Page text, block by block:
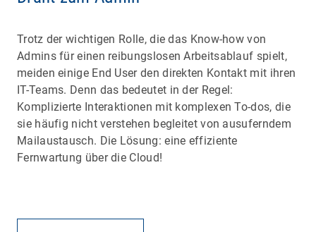
Trotz der wichtigen Rolle, die das Know-how von
Admins für einen reibungslosen Arbeitsablauf spielt,
meiden einige End User den direkten Kontakt mit ihren
IT-Teams. Denn das bedeutet in der Regel:
Komplizierte Interaktionen mit komplexen To-dos, die
sie häufig nicht verstehen begleitet von ausuferndem
Mailaustausch. Die Lösung: eine effiziente
Fernwartung über die Cloud!